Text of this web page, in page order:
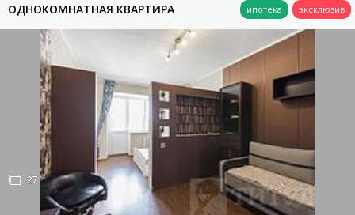
ОДНОКОМНАТНАЯ КВАРТИРА
27